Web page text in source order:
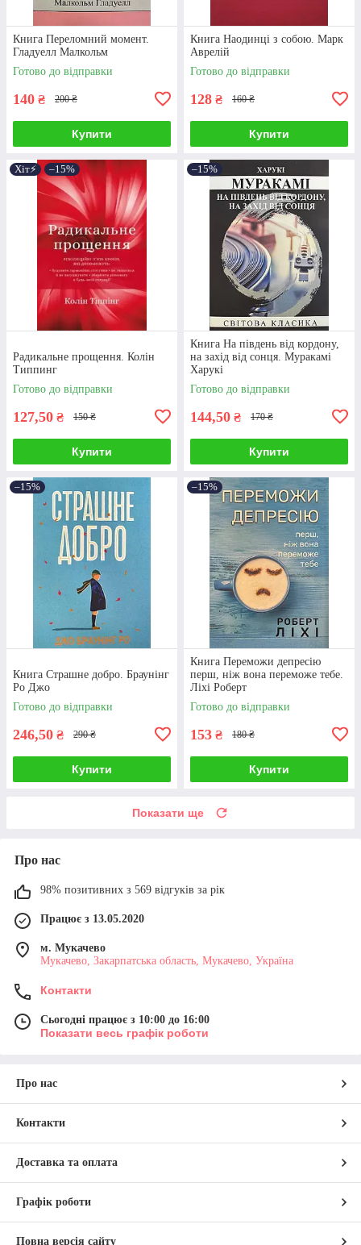
Книга Переломний момент.
Гладуелл Малкольм
Готово до відправки
140 ₴ 200 ₴
Купити
Книга Наодинці з собою. Марк
Аврелій
Готово до відправки
128 ₴ 160 ₴
Купити
Хіт⚡️ –15%
Радикальне прощення. Колін
Типпинг
Готово до відправки
127,50 ₴ 150 ₴
Купити
–15%
Книга На південь від кордону,
на захід від сонця. Муракамі
Харукі
Готово до відправки
144,50 ₴ 170 ₴
Купити
–15%
Книга Страшне добро. Браунінг
Ро Джо
Готово до відправки
246,50 ₴ 290 ₴
Купити
–15%
Книга Переможи депресію
перш, ніж вона переможе тебе.
Ліхі Роберт
Готово до відправки
153 ₴ 180 ₴
Купити
Показати ще
Про нас
98% позитивних з 569 відгуків за рік
Працює з 13.05.2020
м. Мукачево
Мукачево, Закарпатська область, Мукачево, Україна
Контакти
Сьогодні працює з 10:00 до 16:00
Показати весь графік роботи
Про нас
Контакти
Доставка та оплата
Графік роботи
Повна версія сайту